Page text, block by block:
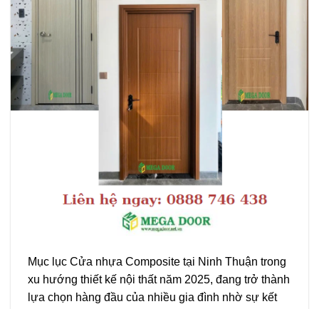
Mục lục Cửa nhựa Composite tại Ninh Thuận trong
xu hướng thiết kế nội thất năm 2025, đang trở thành
lựa chọn hàng đầu của nhiều gia đình nhờ sự kết